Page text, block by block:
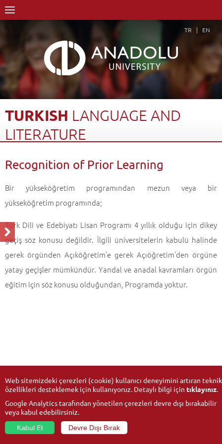
TR EN
TURKISH LANGUAGE AND
LITERATURE
Turkish Language and Literature
Recognition of Prior Learning
Recognition of Prior Learning
Bir yükseköğretim programından mezun veya bir
yükseköğretim programında;
Türk Dili ve Edebiyatı Lisan Programı 4 yıllık olduğu için dikey
geçiş söz konusu değildir. İlgili üniversitelerin kabulü halinde
gerek örgünden Açıköğretim’e gerek Açıöğretim’den örgüne
yatay geçişler mümkündür. Yandal ve anadal kavramları örgün
eğitim için söz konusu olduğundan, Programda yoktur.
Web sitemizdeki çerezleri (cookie) kullanıcı deneyimini artıran teknik
özellikleri desteklemek için kullanıyoruz. Detaylı bilgi için tıklayınız.
Google Analytics tarafından yönetilen çerezleri devre dışı bırakabilir
veya kabul edebilirsiniz.
Kabul Et
Devre Dışı Bırak
© 2026Anadolu University- All rights reserved.